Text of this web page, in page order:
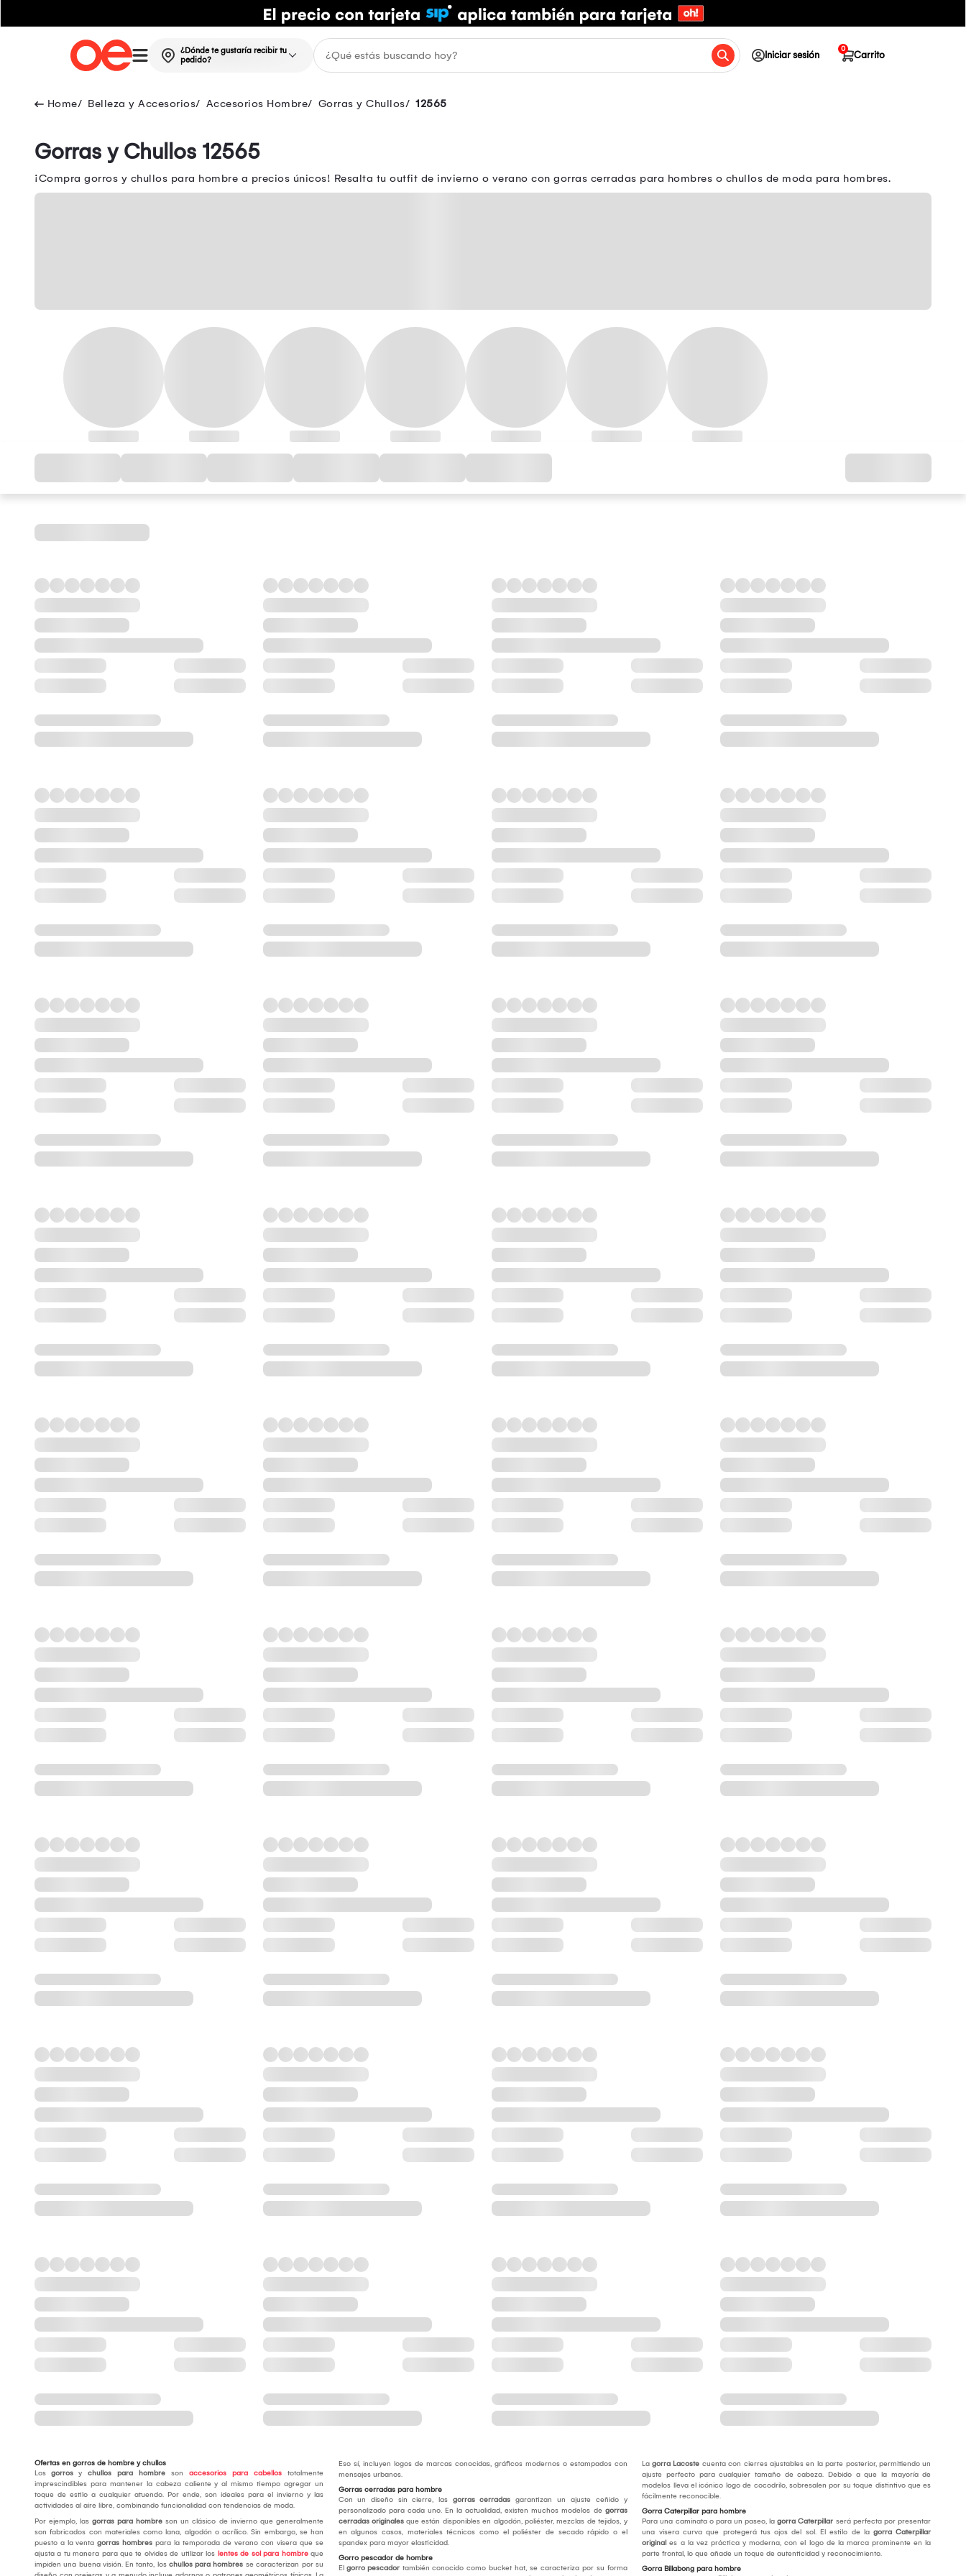
¿Dónde te gustaría recibir tu
pedido?
Iniciar sesión Carrito
0
Belleza y Accesorios Accesorios Hombre Gorras y Chullos 12565
Gorras y Chullos 12565
¡Compra gorros y chullos para hombre a precios únicos! Resalta tu outfit de invierno o verano con gorras cerradas para hombres o chullos de moda para hombres.
Ofertas en gorros de hombre y chullos
Los gorros y chullos para hombre son accesorios para cabellos totalmente
imprescindibles para mantener la cabeza caliente y al mismo tiempo agregar un
toque de estilo a cualquier atuendo. Por ende, son ideales para el invierno y las
actividades al aire libre, combinando funcionalidad con tendencias de moda.
Por ejemplo, las gorras para hombre son un clásico de invierno que generalmente
son fabricados con materiales como lana, algodón o acrílico. Sin embargo, se han
puesto a la venta gorras hombres para la temporada de verano con visera que se
ajusta a tu manera para que te olvides de utilizar los lentes de sol para hombre que
impiden una buena visión. En tanto, los chullos para hombres se caracterizan por su
Eso sí, incluyen logos de marcas conocidas, gráficos modernos o estampados con
mensajes urbanos.
Gorras cerradas para hombre
Con un diseño sin cierre, las gorras cerradasgarantizan un ajuste ceñido y
personalizado para cada uno. En la actualidad, existen muchos modelos de gorras
cerradas originalesque están disponibles en algodón, poliéster, mezclas de tejidos, y
en algunos casos, materiales técnicos como el poliéster de secado rápido o el
spandex para mayor elasticidad.
Gorro pescador de hombre
El gorro pescadortambién conocido como bucket hat, se caracteriza por su forma
Lagorra Lacoste cuenta con cierres ajustables en la parte posterior, permitiendo un
ajuste perfecto para cualquier tamaño de cabeza. Debido a que la mayoría de
modelos lleva el icónico logo de cocodrilo, sobresalen por su toque distintivo que es
fácilmente reconocible.
Gorra Caterpillar para hombre
Para una caminata o para un paseo, lagorra Caterpillar será perfecta por presentar
una visera curva que protegerá tus ojos del sol. El estilo de lagorra Caterpillar
original es a la vez práctica y moderna, con el logo de la marca prominente en la
parte frontal, lo que añade un toque de autenticidad y reconocimiento.
Gorra Billabong para hombre